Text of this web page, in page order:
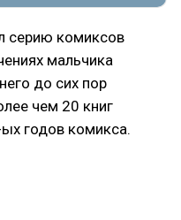
серию комиксов
мальчика
до сих пор
чем 20 книг
годов комикса.